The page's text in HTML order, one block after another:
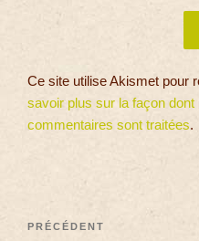
Ce site utilise Akismet pour
savoir plus sur la façon
commentaires sont traitées.
PRÉCÉDENT